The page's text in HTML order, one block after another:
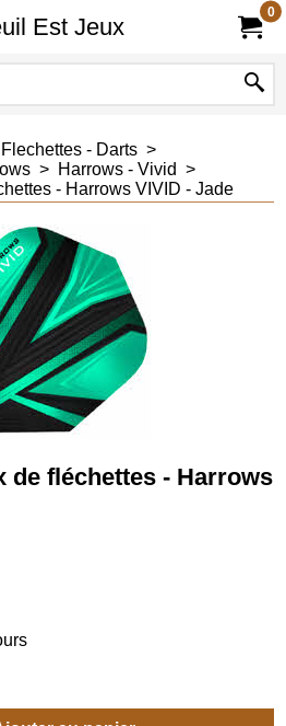
Est Jeux
0
Flechettes - Darts >
> Harrows - Vivid >
- Harrows VIVID - Jade
de fléchettes - Harrows